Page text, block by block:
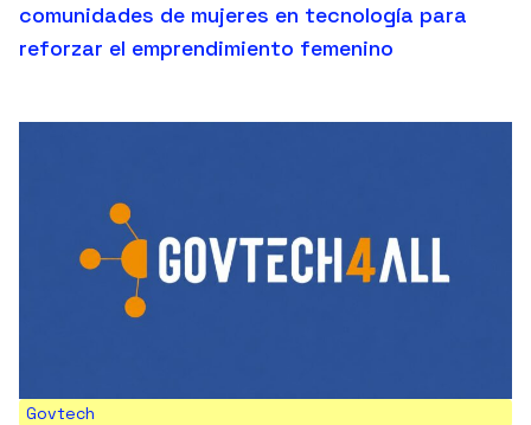
comunidades de mujeres en tecnología para
reforzar el emprendimiento femenino
Govtech